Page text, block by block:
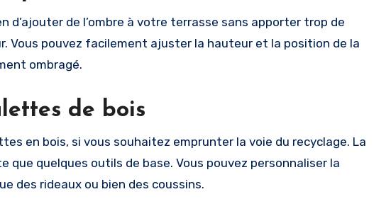
de l’ombre à votre terrasse sans apporter trop de
Vous pouvez facilement ajuster la hauteur et la position de la
ombragé.
de bois
en bois, si vous souhaitez emprunter la voie du recyclage. La
que quelques outils de base. Vous pouvez personnaliser la
des rideaux ou bien des coussins.